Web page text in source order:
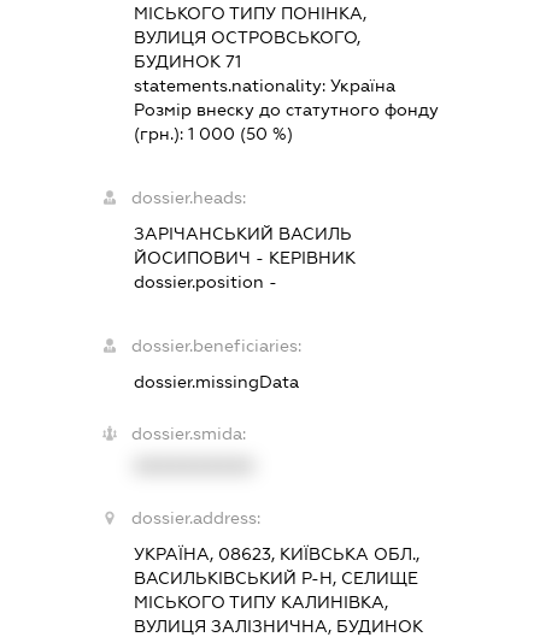
МІСЬКОГО ТИПУ ПОНІНКА,
ВУЛИЦЯ ОСТРОВСЬКОГО,
БУДИНОК 71
statements.nationality:Україна
Розмір внеску до статутного фонду
(грн.):1 000 (50 %)
dossier.heads:
ЗАРІЧАНСЬКИЙ ВАСИЛЬ
ЙОСИПОВИЧ - КЕРІВНИК
dossier.position -
dossier.beneficiaries:
dossier.missingData
dossier.smida:
dossier.address:
УКРАЇНА, 08623, КИЇВСЬКА ОБЛ.,
ВАСИЛЬКІВСЬКИЙ Р-Н, СЕЛИЩЕ
МІСЬКОГО ТИПУ КАЛИНІВКА,
ВУЛИЦЯ ЗАЛІЗНИЧНА, БУДИНОК